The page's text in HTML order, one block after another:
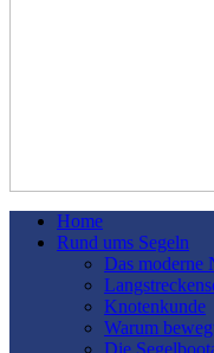
Home
Rund ums Segeln
Das moderne
Knotenkunde
Warum
Die